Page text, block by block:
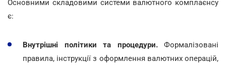
Основними складовими системи валютного комплаєнсу
є:
Внутрішні політики та процедури.Формалізовані
правила, інструкції з оформлення валютних операцій,